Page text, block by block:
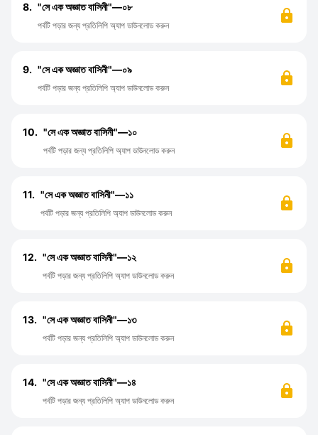
8. "সে এক অজ্ঞাত বাসিনী"—০৮
পর্বটি পড়ার জন্য প্রতিলিপি অ্যাপ ডাউনলোড করুন
9. "সে এক অজ্ঞাত বাসিনী"—০৯
পর্বটি পড়ার জন্য প্রতিলিপি অ্যাপ ডাউনলোড করুন
10. "সে এক অজ্ঞাত বাসিনী"—১০
পর্বটি পড়ার জন্য প্রতিলিপি অ্যাপ ডাউনলোড করুন
11. "সে এক অজ্ঞাত বাসিনী"—১১
পর্বটি পড়ার জন্য প্রতিলিপি অ্যাপ ডাউনলোড করুন
12. "সে এক অজ্ঞাত বাসিনী"—১২
পর্বটি পড়ার জন্য প্রতিলিপি অ্যাপ ডাউনলোড করুন
13. "সে এক অজ্ঞাত বাসিনী"—১৩
পর্বটি পড়ার জন্য প্রতিলিপি অ্যাপ ডাউনলোড করুন
14. "সে এক অজ্ঞাত বাসিনী"—১৪
পর্বটি পড়ার জন্য প্রতিলিপি অ্যাপ ডাউনলোড করুন